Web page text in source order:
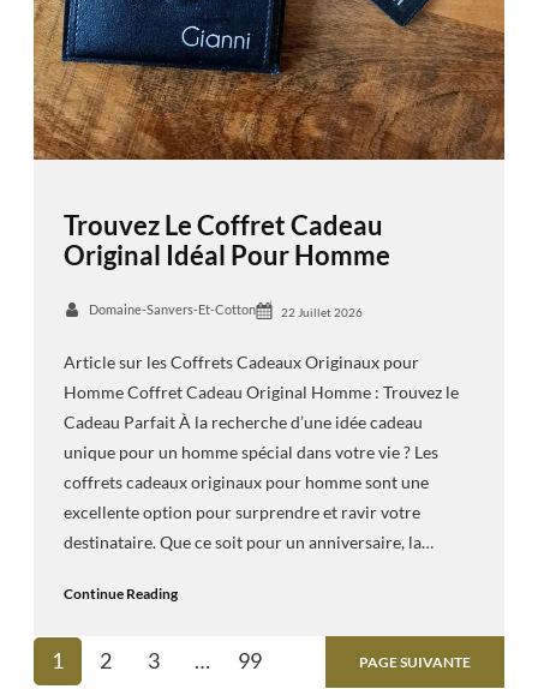
Trouvez Le Coffret Cadeau
Original Idéal Pour Homme
Domaine-Sanvers-Et-Cotton 22 Juillet 2026
Article sur les Coffrets Cadeaux Originaux pour
Homme Coffret Cadeau Original Homme : Trouvez le
Cadeau Parfait À la recherche d’une idée cadeau
unique pour un homme spécial dans votre vie ? Les
coffrets cadeaux originaux pour homme sont une
excellente option pour surprendre et ravir votre
destinataire. Que ce soit pour un anniversaire, la…
Continue Reading
1 2 3 … 99 PAGE SUIVANTE